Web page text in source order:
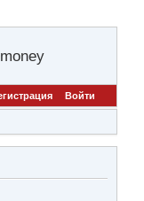
Войти